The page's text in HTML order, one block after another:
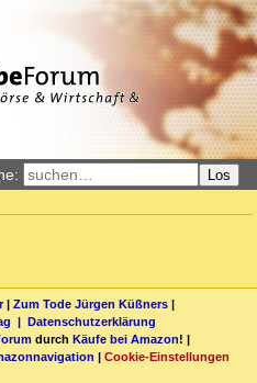
Los
| Zum Tode Jürgen Küßners |
| Datenschutzerklärung
durch Käufe bei Amazon! |
| Cookie-Einstellungen